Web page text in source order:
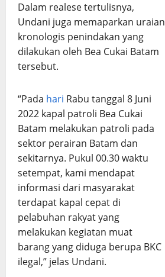
Dalam realese tertulisnya,
Undani juga memaparkan uraian
kronologis penindakan yang
dilakukan oleh Bea Cukai Batam
tersebut.
“Pada hari Rabu tanggal 8 Juni
2022 kapal patroli Bea Cukai
Batam melakukan patroli pada
sektor perairan Batam dan
sekitarnya. Pukul 00.30 waktu
setempat, kami mendapat
informasi dari masyarakat
terdapat kapal cepat di
pelabuhan rakyat yang
melakukan kegiatan muat
barang yang diduga berupa BKC
ilegal,” jelas Undani.